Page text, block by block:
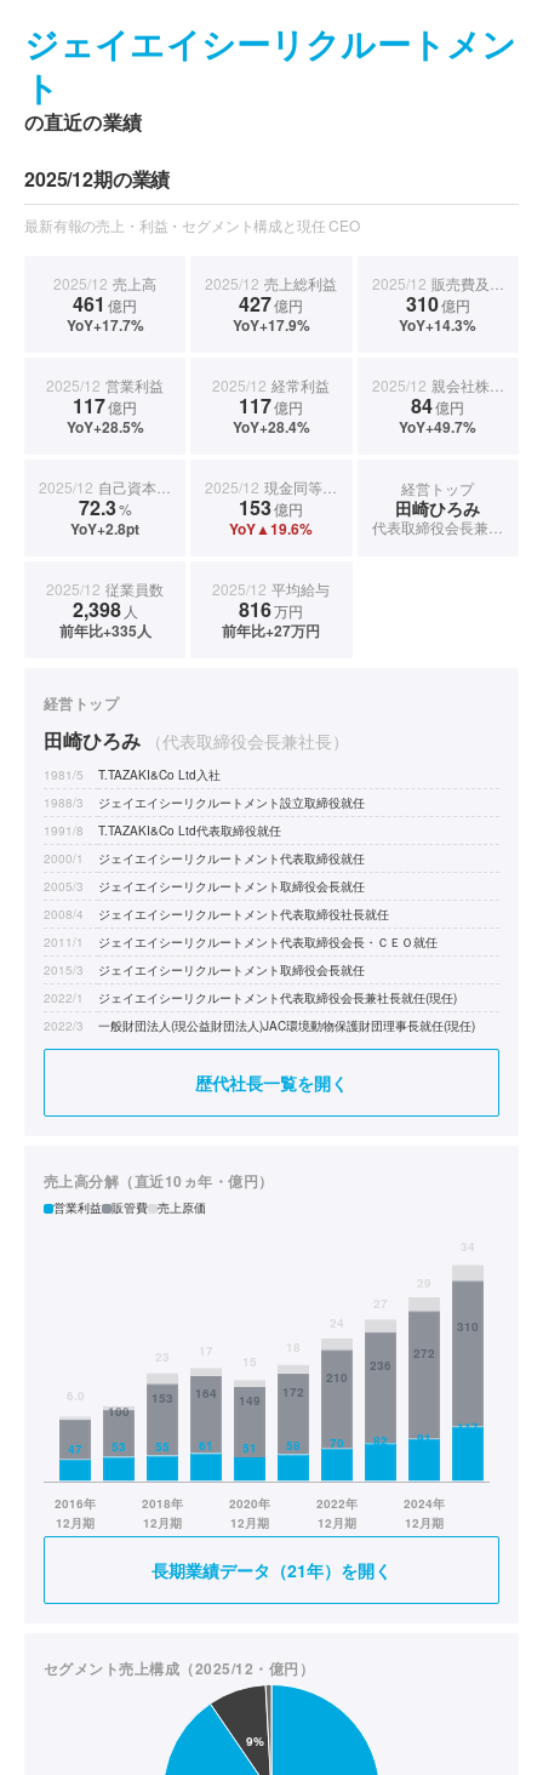
ジェイエイシーリクルートメン
ト
の直近の業績
2025/12期の業績
最新有報の売上・利益・セグメント構成と現任 CEO
2025/12 売上高
461 億円
YoY+17.7%
2025/12 売上総利益
427億円
YoY+17.9%
2025/12 販売費及び一般管理費
310億円
YoY+14.3%
2025/12 営業利益
117億円
YoY+28.5%
2025/12 経常利益
117億円
YoY+28.4%
2025/12 親会社株主に帰属する当期純利益
84億円
YoY+49.7%
2025/12 自己資本比率
72.3%
YoY+2.8pt
2025/12 現金同等物期末残高
153億円
YoY▲19.6%
経営トップ
田崎ひろみ
代表取締役会長兼社長
2025/12 従業員数
2,398 人
前年比+335人
2025/12 平均給与
816万円
前年比+27万円
経営トップ
田崎ひろみ （代表取締役会長兼社長）
1981/5
T.TAZAKI&Co Ltd入社
1988/3
ジェイエイシーリクルートメント設立取締役就任
1991/8
T.TAZAKI&Co Ltd代表取締役就任
2000/1
ジェイエイシーリクルートメント代表取締役就任
2005/3
ジェイエイシーリクルートメント取締役会長就任
2008/4
ジェイエイシーリクルートメント代表取締役社長就任
2011/1
ジェイエイシーリクルートメント代表取締役会長・ＣＥＯ就任
2015/3
ジェイエイシーリクルートメント取締役会長就任
2022/1
ジェイエイシーリクルートメント代表取締役会長兼社長就任(現任)
2022/3
一般財団法人(現公益財団法人)JAC環境動物保護財団理事長就任(現任)
歴代社長一覧を開く
売上高分解（直近10ヵ年・億円）
営業利益 販管費 売上原価
長期業績データ（21年）を開く
セグメント売上構成（2025/12・億円）